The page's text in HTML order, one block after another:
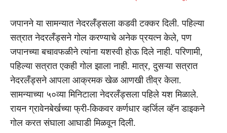
जपानने या सामन्यात नेदरलँड्सला कडवी टक्कर दिली. पहिल्या
सत्रात नेदरलँड्सने गोल करण्याचे अनेक प्रयत्न केले, पण
जपानच्या बचावफळीने त्यांना यशस्वी होऊ दिले नाही. परिणामी,
पहिल्या सत्रात एकही गोल झाला नाही. मात्र, दुसऱ्या सत्रात
नेदरलँड्सने आपला आक्रमक खेळ आणखी तीव्र केला.
सामन्याच्या ५०व्या मिनिटाला नेदरलँड्सला पहिले यश मिळाले.
रायन ग्रावेनबेर्खच्या फ्री-किकवर कर्णधार व्हर्जिल व्हॅन डाइकने
गोल करत संघाला आघाडी मिळवून दिली.